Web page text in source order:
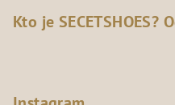
Kto je